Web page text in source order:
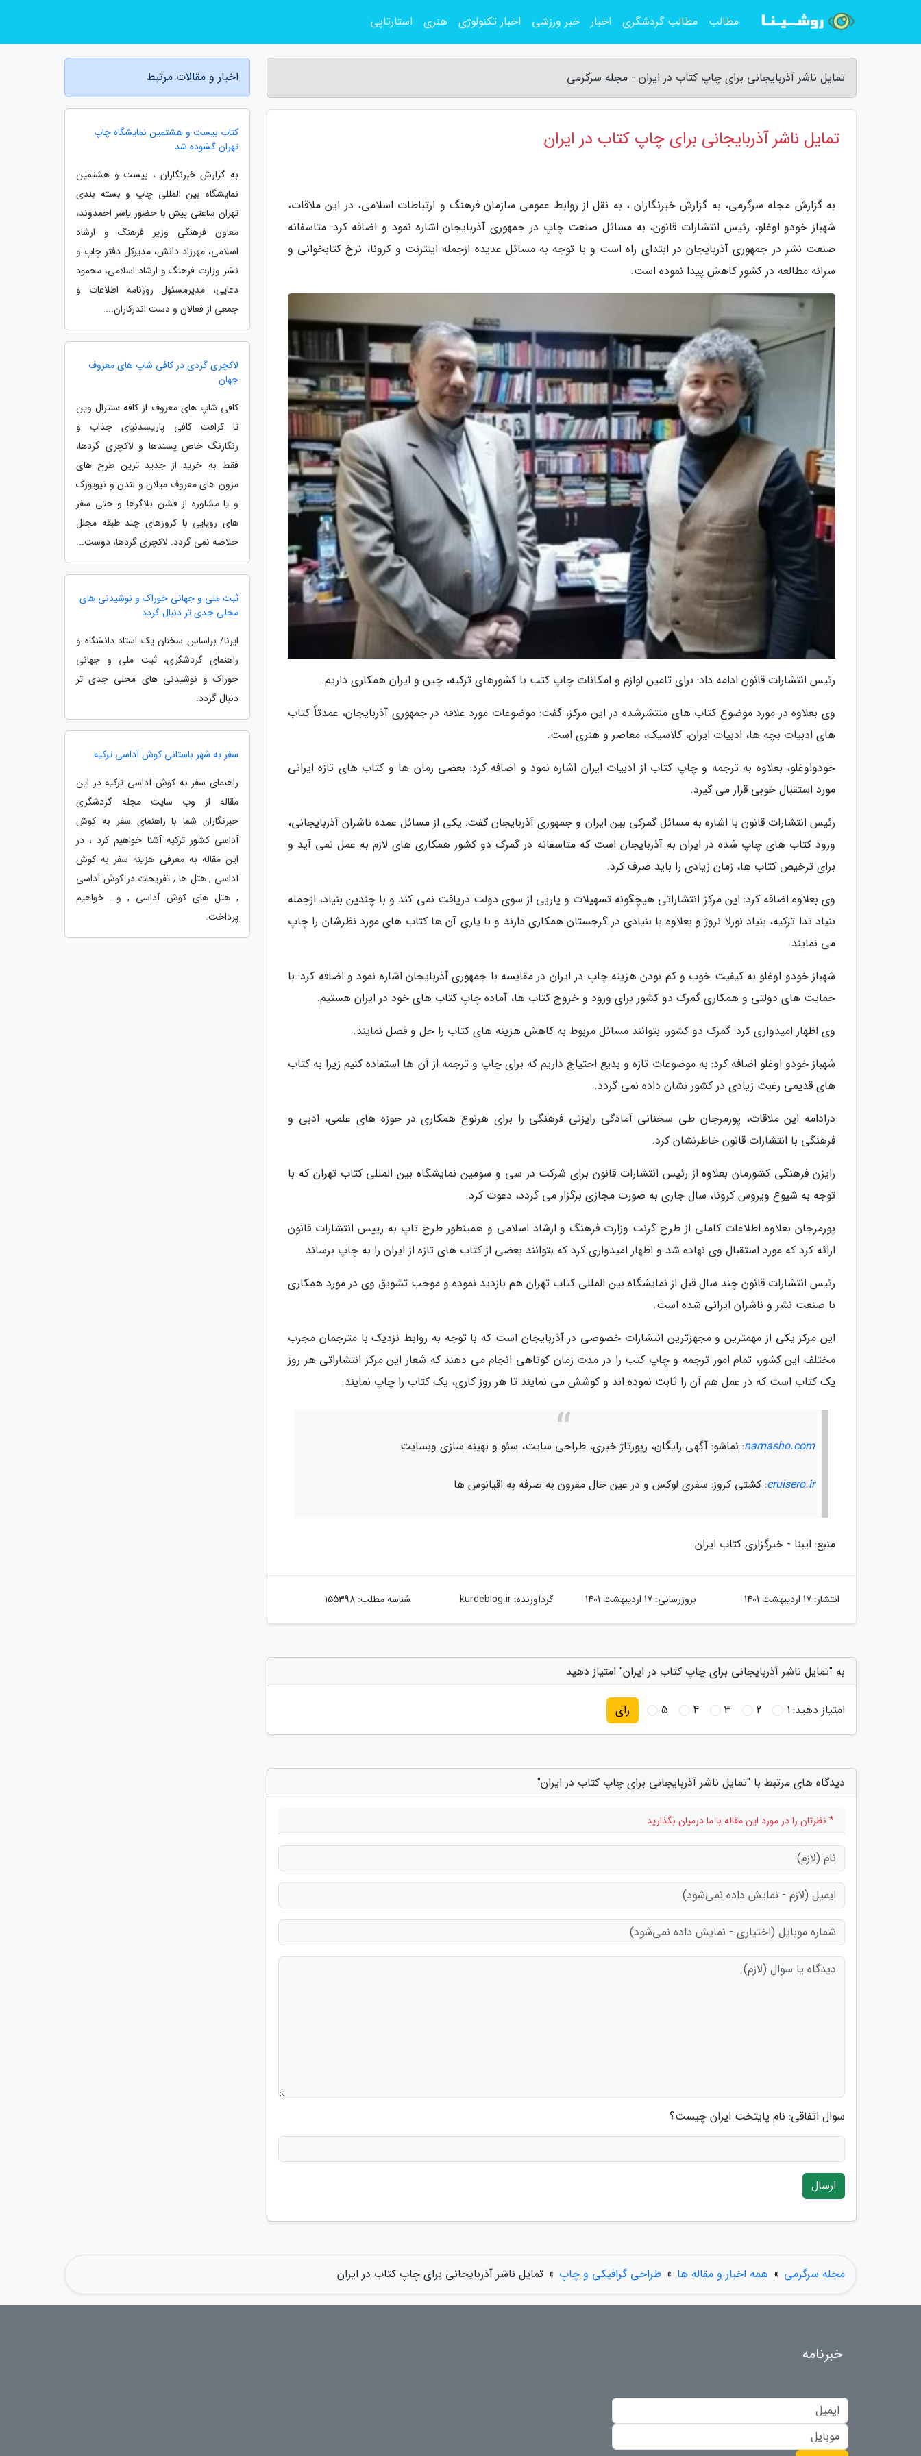
تمایل ناشر آذربایجانی برای چاپ کتاب در ایران - مجله سرگرمی
تمایل ناشر آذربایجانی برای چاپ کتاب در ایران
به گزارش مجله سرگرمی، به گزارش خبرنگاران ، به نقل از روابط عمومی سازمان فرهنگ و ارتباطات اسلامی، در این ملاقات،
شهباز خودو اوغلو، رئیس انتشارات قانون، به مسائل صنعت چاپ در جمهوری آذربایجان اشاره نمود و اضافه کرد: متاسفانه
صنعت نشر در جمهوری آذربایجان در ابتدای راه است و با توجه به مسائل عدیده ازجمله اینترنت و کرونا، نرخ کتابخوانی و
سرانه مطالعه در کشور کاهش پیدا نموده است.
رئیس انتشارات قانون ادامه داد: برای تامین لوازم و امکانات چاپ کتب با کشورهای ترکیه، چین و ایران همکاری داریم.
وی بعلاوه در مورد موضوع کتاب های منتشرشده در این مرکز، گفت: موضوعات مورد علاقه در جمهوری آذربایجان، عمدتاً کتاب
های ادبیات بچه ها، ادبیات ایران، کلاسیک، معاصر و هنری است.
خودواوغلو، بعلاوه به ترجمه و چاپ کتاب از ادبیات ایران اشاره نمود و اضافه کرد: بعضی رمان ها و کتاب های تازه ایرانی
مورد استقبال خوبی قرار می گیرد.
رئیس انتشارات قانون با اشاره به مسائل گمرکی بین ایران و جمهوری آذربایجان گفت: یکی از مسائل عمده ناشران آذربایجانی،
ورود کتاب های چاپ شده در ایران به آذربایجان است که متاسفانه در گمرک دو کشور همکاری های لازم به عمل نمی آید و
برای ترخیص کتاب ها، زمان زیادی را باید صرف کرد.
وی بعلاوه اضافه کرد: این مرکز انتشاراتی هیچگونه تسهیلات و یاریی از سوی دولت دریافت نمی کند و با چندین بنیاد، ازجمله
بنیاد تدا ترکیه، بنیاد نورلا نروژ و بعلاوه با بنیادی در گرجستان همکاری دارند و با یاری آن ها کتاب های مورد نظرشان را چاپ
می نمایند.
شهباز خودو اوغلو به کیفیت خوب و کم بودن هزینه چاپ در ایران در مقایسه با جمهوری آذربایجان اشاره نمود و اضافه کرد: با
حمایت های دولتی و همکاری گمرک دو کشور برای ورود و خروج کتاب ها، آماده چاپ کتاب های خود در ایران هستیم.
وی اظهار امیدواری کرد: گمرک دو کشور، بتوانند مسائل مربوط به کاهش هزینه های کتاب را حل و فصل نمایند.
شهباز خودو اوغلو اضافه کرد: به موضوعات تازه و بدیع احتیاج داریم که برای چاپ و ترجمه از آن ها استفاده کنیم زیرا به کتاب
های قدیمی رغبت زیادی در کشور نشان داده نمی گردد.
درادامه این ملاقات، پورمرجان طی سخنانی آمادگی رایزنی فرهنگی را برای هرنوع همکاری در حوزه های علمی، ادبی و
فرهنگی با انتشارات قانون خاطرنشان کرد.
رایزن فرهنگی کشورمان بعلاوه از رئیس انتشارات قانون برای شرکت در سی و سومین نمایشگاه بین المللی کتاب تهران که با
توجه به شیوع ویروس کرونا، سال جاری به صورت مجازی برگزار می گردد، دعوت کرد.
پورمرجان بعلاوه اطلاعات کاملی از طرح گرنت وزارت فرهنگ و ارشاد اسلامی و همینطور طرح تاپ به رییس انتشارات قانون
ارائه کرد که مورد استقبال وی نهاده شد و اظهار امیدواری کرد که بتوانند بعضی از کتاب های تازه از ایران را به چاپ برساند.
رئیس انتشارات قانون چند سال قبل از نمایشگاه بین المللی کتاب تهران هم بازدید نموده و موجب تشویق وی در مورد همکاری
با صنعت نشر و ناشران ایرانی شده است.
این مرکز یکی از مهمترین و مجهزترین انتشارات خصوصی در آذربایجان است که با توجه به روابط نزدیک با مترجمان مجرب
مختلف این کشور، تمام امور ترجمه و چاپ کتب را در مدت زمان کوتاهی انجام می دهند که شعار این مرکز انتشاراتی هر روز
یک کتاب است که در عمل هم آن را ثابت نموده اند و کوشش می نمایند تا هر روز کاری، یک کتاب را چاپ نمایند.
namasho.com: نماشو: آگهی رایگان، رپورتاژ خبری، طراحی سایت، سئو و بهینه سازی وبسایت
cruisero.ir: کشتی کروز: سفری لوکس و در عین حال مقرون به صرفه به اقیانوس ها
منبع: ایبنا - خبرگزاری کتاب ایران
انتشار: 17 اردیبهشت 1401 بروزرسانی: 17 اردیبهشت 1401 گردآورنده:kurdeblog.ir شناسه مطلب: 155398
به "تمایل ناشر آذربایجانی برای چاپ کتاب در ایران" امتیاز دهید
امتیاز دهید:1
2
3
4
5 رای
دیدگاه های مرتبط با "تمایل ناشر آذربایجانی برای چاپ کتاب در ایران"
* نظرتان را در مورد این مقاله با ما درمیان بگذارید
سوال اتفاقی: نام پایتخت ایران چیست؟
ارسال
اخبار و مقالات مرتبط
کتاب بیست و هشتمین نمایشگاه چاپ
تهران گشوده شد
به گزارش خبرنگاران ، بیست و هشتمین
نمایشگاه بین المللی چاپ و بسته بندی
تهران ساعتی پیش با حضور یاسر احمدوند،
معاون فرهنگی وزیر فرهنگ و ارشاد
اسلامی، مهرزاد دانش، مدیرکل دفتر چاپ و
نشر وزارت فرهنگ و ارشاد اسلامی، محمود
دعایی، مدیرمسئول روزنامه اطلاعات و
جمعی از فعالان و دست اندرکاران...
لاکچری گردی در کافی شاپ های معروف
جهان
کافی شاپ های معروف از کافه سنترال وین
تا کرافت کافی پاریسدنیای جذاب و
رنگارنگ خاص پسندها و لاکچری گردها،
فقط به خرید از جدید ترین طرح های
مزون های معروف میلان و لندن و نیویورک
و یا مشاوره از فشن بلاگرها و حتی سفر
های رویایی با کروزهای چند طبقه مجلل
خلاصه نمی گردد. لاکچری گردها، دوست...
ثبت ملی و جهانی خوراک و نوشیدنی های
محلی جدی تر دنبال گردد
ایرنا/ براساس سخنان یک استاد دانشگاه و
راهنمای گردشگری، ثبت ملی و جهانی
خوراک و نوشیدنی های محلی جدی تر
دنبال گردد.
سفر به شهر باستانی کوش آداسی ترکیه
راهنمای سفر به کوش آداسی ترکیه در این
مقاله از وب سایت مجله گردشگری
خبرنگاران شما با راهنمای سفر به کوش
آداسی کشور ترکیه آشنا خواهیم کرد ، در
این مقاله به معرفی هزینه سفر به کوش
آداسی , هتل ها , تفریحات در کوش آداسی
, هتل های کوش آداسی , و… خواهیم
پرداخت.
مجله سرگرمی » همه اخبار و مقاله ها » طراحی گرافیکی و چاپ » تمایل ناشر آذربایجانی برای چاپ کتاب در ایران
مطالب مطالب گردشگری اخبار خبر ورزشی اخبار تکنولوژی هنری استارتاپی
خبرنامه